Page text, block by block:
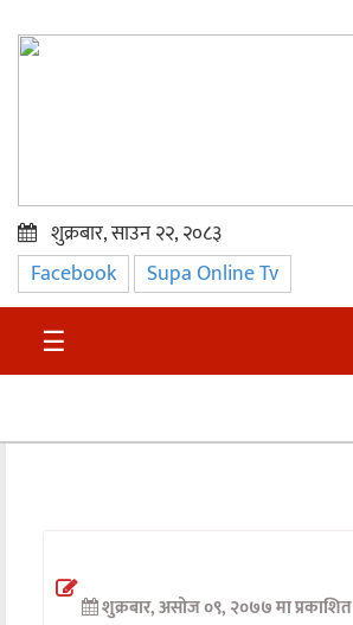
प्रमुख
समाचार
सुदुर
अन्तर्वार्ता
शुक्रबार, साउन २२, २०८३
Facebook Supa Online Tv
☰
शुक्रबार, असोज ०९, २०७७ मा प्रकाशित